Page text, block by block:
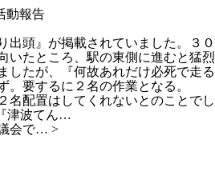
動報告
出頭』が掲載されていました。３
いたところ、駅の東側に進むと猛
したが、『何故あれだけ必死で走
。要するに２名の作業となる。
名配置はしてくれないとのことで
津波てん…
会で… >